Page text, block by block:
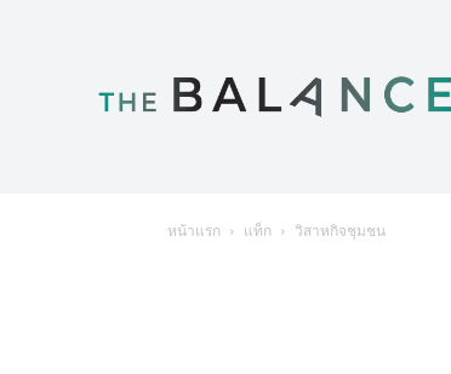
หน้าแรก แท็ก วิสาหกิจชุมชน